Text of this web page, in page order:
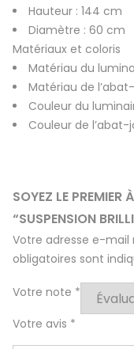
Hauteur : 144 cm
Diamètre : 60 cm
Matériaux et coloris
Matériau du
Matériau de
Couleur du
Couleur de l’abat-
SOYEZ LE PREMIER
“SUSPENSION
Votre adresse e-mail
obligatoires sont
Votre note *
Votre avis *